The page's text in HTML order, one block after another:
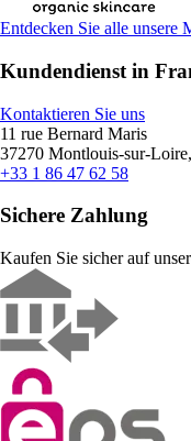
Entdecken Sie alle unsere
Kundendienst in
Kontaktieren Sie uns
11 rue Bernard Maris
37270 Montlouis-sur-
+33 1 86 47 62 58
Sichere Zahlung
Kaufen Sie sicher auf